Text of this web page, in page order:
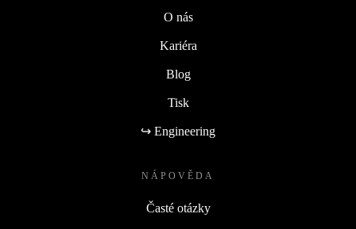
O nás
Kariéra
Blog
Tisk
↪ Engineering
NÁPOVĚDA
Časté otázky